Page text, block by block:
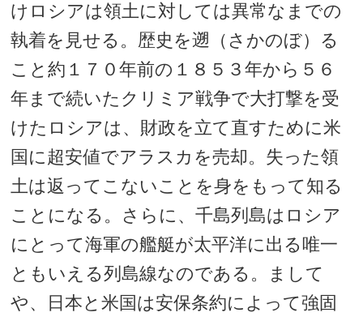
けロシアは領土に対しては異常なまでの
執着を見せる。歴史を遡（さかのぼ）る
こと約１７０年前の１８５３年から５６
年まで続いたクリミア戦争で大打撃を受
けたロシアは、財政を立て直すために米
国に超安値でアラスカを売却。失った領
土は返ってこないことを身をもって知る
ことになる。さらに、千島列島はロシア
にとって海軍の艦艇が太平洋に出る唯一
ともいえる列島線なのである。まして
や、日本と米国は安保条約によって強固